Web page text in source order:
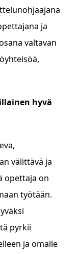
ja
valtavan
hyvä
välittävä ja
opettaja on
työtään.
pyrkii
ja omalle